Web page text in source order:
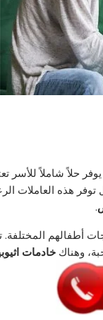
حلاً شاملاً للأسر
هذه العاملات
.
أطفالهم المختلفة.
وهناك خادمات